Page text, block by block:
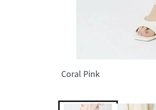
Coral Pink